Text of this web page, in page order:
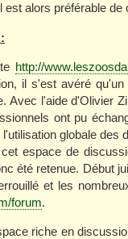
est alors préférable
http://
il s'est avéré
Avec l'aide d'Olivier
ont pu
globale
espace de
été retenue. Début
et les
forum.
riche en